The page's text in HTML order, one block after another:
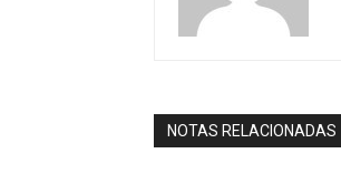
NOTAS RELACIONADAS